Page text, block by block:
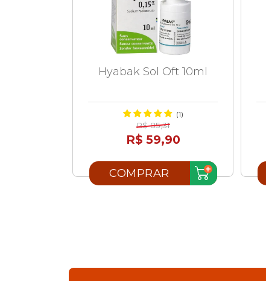
Hyabak Sol Oft 10ml
(1)
R$ 85,31
R$ 59,90
COMPRAR